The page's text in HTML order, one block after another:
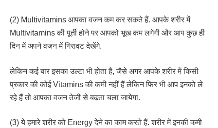
(2) Multivitamins आपका वजन कम कर सकते हैं. आपके शरीर में
Multivitamins की पूर्ती होने पर आपको भूख कम लगेगी और आप कुछ ही
दिन में अपने वजन में गिरावट देखेंगे.
लेकिन कई बार इसका उल्टा भी होता है, जैसे अगर आपके शरीर में किसी
प्रकार की कोई Vitamins की कमी नहीं हैं लेकिन फिर भी आप इनको ले
रहे हैं तो आपका वजन तेजी से बढ़ता चला जायेगा.
(3) ये हमारे शरीर को Energy देने का काम करते हैं. शरीर में इनकी कमी